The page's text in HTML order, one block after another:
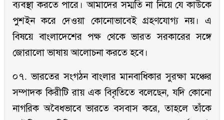
ব্যবস্থা করতে পারে। আমাদের সম্মতি না নিয়ে যে কাউকে
পুশইন করে দেওয়া কোনোভাবেই গ্রহণযোগ্য নয়। এ
বিষয়ে বাংলাদেশের পক্ষ থেকে ভারত সরকারের সঙ্গে
জোরালো ভাষায় আলোচনা করতে হবে।
০৭. ভারতের সংগঠন বাংলার মানবাধিকার সুরক্ষা মঞ্চের
সম্পাদক কিরীটি রায় এক বিবৃতিতে বলেছেন, যদি কোনো
নাগরিক অবৈধভাবে ভারতে বসবাস করে, তাহলে তাঁকে